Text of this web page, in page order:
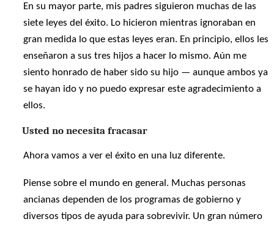
En su mayor parte, mis padres siguieron muchas de las
siete leyes del éxito. Lo hicieron mientras ignoraban en
gran medida lo que estas leyes eran. En principio, ellos les
enseñaron a sus tres hijos a hacer lo mismo. Aún me
siento honrado de haber sido su hijo — aunque ambos ya
se hayan ido y no puedo expresar este agradecimiento a
ellos.
Usted no necesita fracasar
Ahora vamos a ver el éxito en una luz diferente.
Piense sobre el mundo en general. Muchas personas
ancianas dependen de los programas de gobierno y
diversos tipos de ayuda para sobrevivir. Un gran número